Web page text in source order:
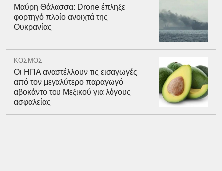
Μαύρη Θάλασσα: Drone έπληξε
φορτηγό πλοίο ανοιχτά της
Ουκρανίας
ΚΟΣΜΟΣ
Οι ΗΠΑ αναστέλλουν τις εισαγωγές
από τον μεγαλύτερο παραγωγό
αβοκάντο του Μεξικού για λόγους
ασφαλείας